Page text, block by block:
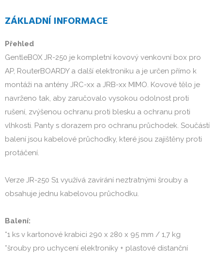
ZÁKLADNÍ INFORMACE
Přehled
GentleBOX JR-250 je kompletní kovový venkovní box pro
AP, RouterBOARDY a další elektroniku a je určen přímo k
montáži na antény JRC-xx a JRB-xx MIMO. Kovové tělo je
navrženo tak, aby zaručovalo vysokou odolnost proti
rušení, zvýšenou ochranu proti blesku a ochranu proti
vlhkosti. Panty s dorazem pro ochranu průchodek. Součástí
balení jsou kabelové průchodky, které jsou zajištěny proti
protáčení.
Verze JR-250 S1 využívá zavírání neztratnými šrouby a
obsahuje jednu kabelovou průchodku.
Balení:
*1 ks v kartonové krabici 290 x 280 x 95 mm / 1,7 kg
*šrouby pro uchycení elektroniky + plastové distanční